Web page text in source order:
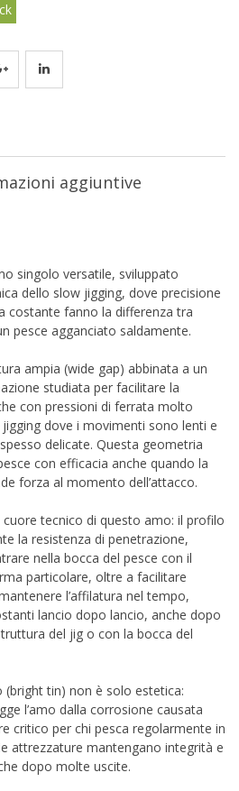
aggiuntive
singolo versatile, sviluppato
dello slow jigging, dove precisione
costante fanno la differenza tra
pesce agganciato saldamente.
ampia (wide gap) abbinata a un
studiata per facilitare la
con pressioni di ferrata molto
dove i movimenti sono lenti e
delicate. Questa geometria
con efficacia anche quando la
forza al momento dell’attacco.
tecnico di questo amo: il profilo
la resistenza di penetrazione,
nella bocca del pesce con il
particolare, oltre a facilitare
l’affilatura nel tempo,
lancio dopo lancio, anche dopo
del jig o con la bocca del
tin) non è solo estetica:
l’amo dalla corrosione causata
critico per chi pesca regolarmente in
attrezzature mantengano integrità e
dopo molte uscite.